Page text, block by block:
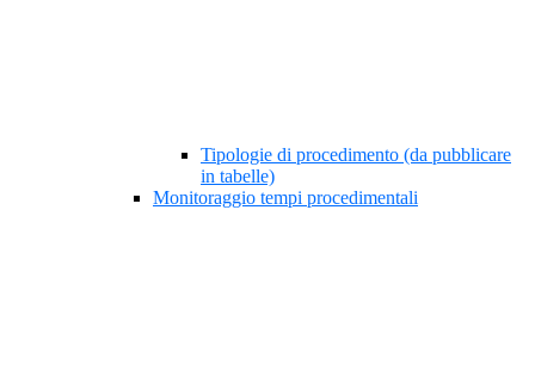
Tipologie di procedimento (da pubblicare
in tabelle)
Monitoraggio tempi procedimentali